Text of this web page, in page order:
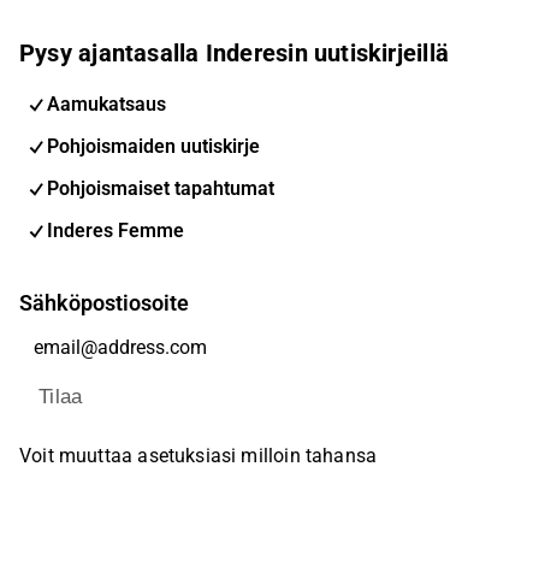
Pysy ajantasalla Inderesin uutiskirjeillä
Aamukatsaus
Pohjoismaiden uutiskirje
Pohjoismaiset tapahtumat
Inderes Femme
Sähköpostiosoite
Tilaa
Voit muuttaa asetuksiasi milloin tahansa